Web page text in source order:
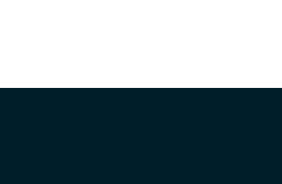
Ribatejo